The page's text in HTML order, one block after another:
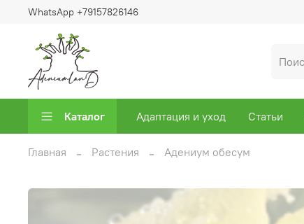
WhatsApp +79157826146
Каталог Адаптация и уход Статьи
Главная Растения Адениум обесум